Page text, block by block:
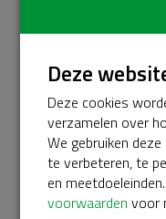
Deze
Deze cookies
verzamelen over
We gebruiken
te verbeteren, te
en
voorwaarden voor